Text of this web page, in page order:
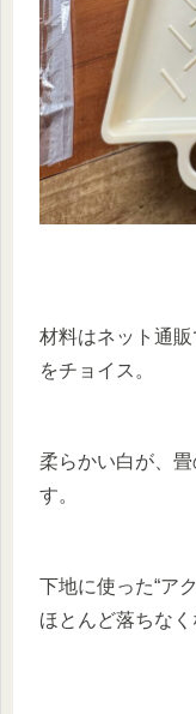
材料はネット通
をチョイス。
柔らかい白が、
す。
下地に使った“ア
ほとんど落ちなく